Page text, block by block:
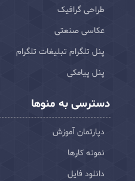
طراحی گرافیک
عکاسی صنعتی
پنل تلگرام تبلیغات تلگرام
پنل پیامکی
دسترسی به منوها
دپارتمان آموزش
نمونه کارها
دانلود فایل